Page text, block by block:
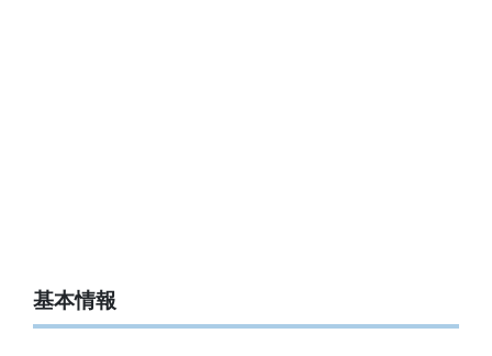
基本情報